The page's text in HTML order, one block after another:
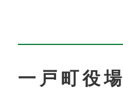
一戸町役場